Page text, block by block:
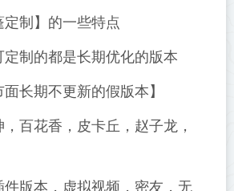
制】的一些特点
的都是长期优化的版本
期不更新的假版本】
花香，皮卡丘，赵子龙，
本，虚拟视频，密友，无